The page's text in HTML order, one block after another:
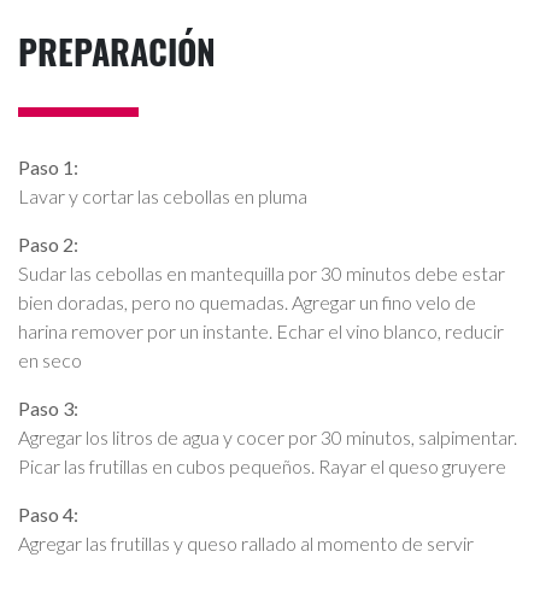
PREPARACIÓN
Paso 1:
Lavar y cortar las cebollas en pluma
Paso 2:
Sudar las cebollas en mantequilla por 30 minutos debe estar
bien doradas, pero no quemadas. Agregar un fino velo de
harina remover por un instante. Echar el vino blanco, reducir
en seco
Paso 3:
Agregar los litros de agua y cocer por 30 minutos, salpimentar.
Picar las frutillas en cubos pequeños. Rayar el queso gruyere
Paso 4:
Agregar las frutillas y queso rallado al momento de servir